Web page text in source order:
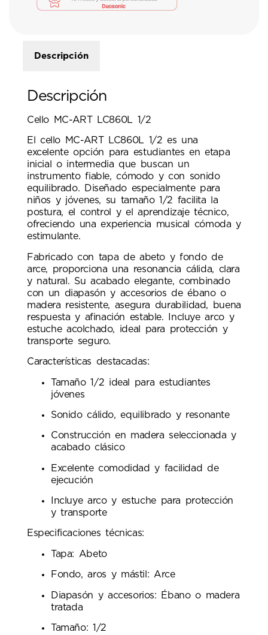
Descripción
Descripción
Cello MC-ART LC860L 1/2
El cello MC-ART LC860L 1/2 es una
excelente opción para estudiantes en etapa
inicial o intermedia que buscan un
instrumento fiable, cómodo y con sonido
equilibrado. Diseñado especialmente para
niños y jóvenes, su tamaño 1/2 facilita la
postura, el control y el aprendizaje técnico,
ofreciendo una experiencia musical cómoda y
estimulante.
Fabricado con tapa de abeto y fondo de
arce, proporciona una resonancia cálida, clara
y natural. Su acabado elegante, combinado
con un diapasón y accesorios de ébano o
madera resistente, asegura durabilidad, buena
respuesta y afinación estable. Incluye arco y
estuche acolchado, ideal para protección y
transporte seguro.
Características destacadas:
Tamaño 1/2 ideal para estudiantes
jóvenes
Sonido cálido, equilibrado y resonante
Construcción en madera seleccionada y
acabado clásico
Excelente comodidad y facilidad de
ejecución
Incluye arco y estuche para protección
y transporte
Especificaciones técnicas:
Tapa: Abeto
Fondo, aros y mástil: Arce
Diapasón y accesorios: Ébano o madera
tratada
Tamaño: 1/2